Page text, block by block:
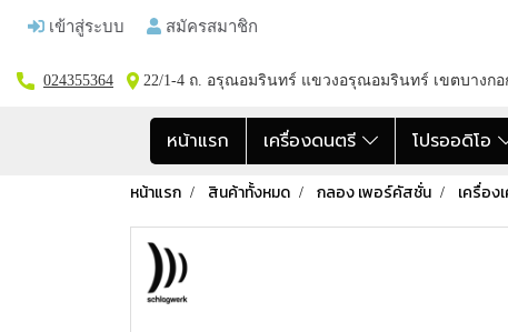
เข้าสู่ระบบ สมัครสมาชิก
024355364 22/1-4 ถ. อรุณอมรินทร์ แขวงอรุณอมรินทร์ เขตบางกอ
หน้าแรก เครื่องดนตรี โปรออดิโอ
หน้าแรก สินค้าทั้งหมด กลอง เพอร์คัสชั่น เครื่อง